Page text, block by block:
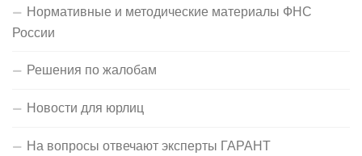
Нормативные и методические материалы ФНС
России
Решения по жалобам
Новости для юрлиц
На вопросы отвечают эксперты ГАРАНТ